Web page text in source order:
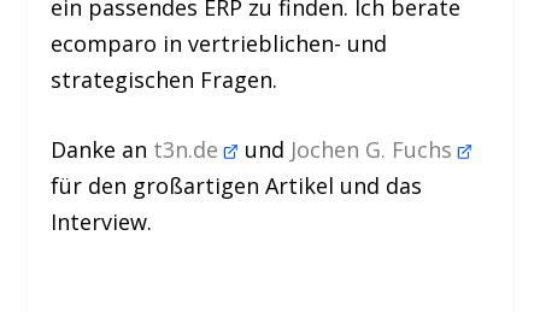
ein passendes ERP zu finden. Ich berate
ecomparo in vertrieblichen- und
strategischen Fragen.
Danke an t3n.de und Jochen G. Fuchs
für den großartigen Artikel und das
Interview.